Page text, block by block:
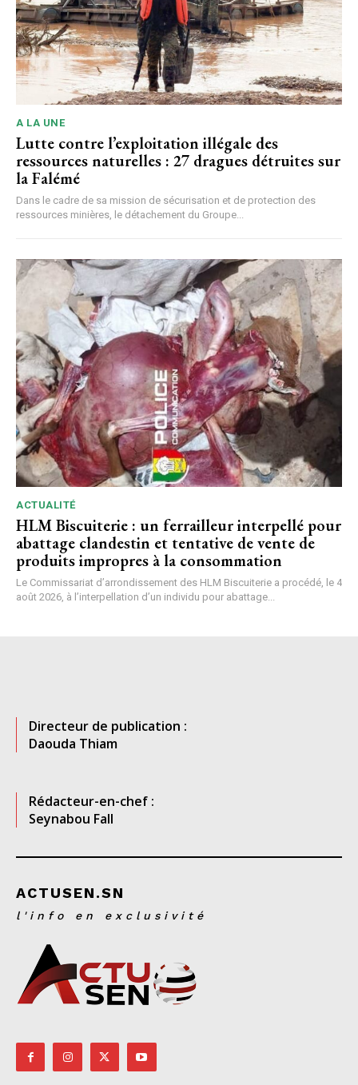
A LA UNE
Lutte contre l’exploitation illégale des
ressources naturelles : 27 dragues détruites sur
la Falémé
Dans le cadre de sa mission de sécurisation et de protection des
ressources minières, le détachement du Groupe...
ACTUALITÉ
HLM Biscuiterie : un ferrailleur interpellé pour
abattage clandestin et tentative de vente de
produits impropres à la consommation
Le Commissariat d’arrondissement des HLM Biscuiterie a procédé, le 4
août 2026, à l’interpellation d’un individu pour abattage...
Directeur de publication :
Daouda Thiam
Rédacteur-en-chef :
Seynabou Fall
ACTUSEN.SN
l'info en exclusivité